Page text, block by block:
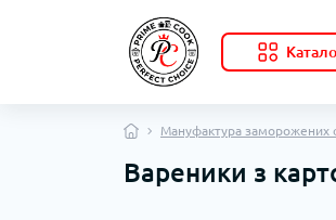
Мануфактура заморожених
Вареники з